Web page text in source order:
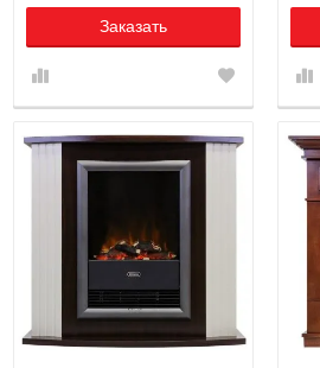
Заказать